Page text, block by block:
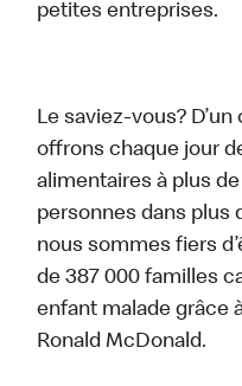
petites entreprises.
Le saviez-vous? D’un
offrons chaque jour
alimentaires à plus
personnes dans plus
nous sommes fiers
de 387 000 familles
enfant malade grâce
Ronald McDonald.